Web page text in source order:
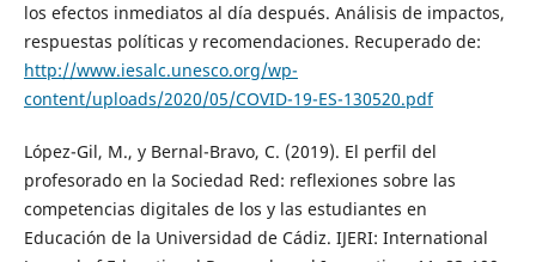
los efectos inmediatos al día después. Análisis de impactos,
respuestas políticas y recomendaciones. Recuperado de:
http://www.iesalc.unesco.org/wp-
content/uploads/2020/05/COVID-19-ES-130520.pdf
López-Gil, M., y Bernal-Bravo, C. (2019). El perfil del
profesorado en la Sociedad Red: reflexiones sobre las
competencias digitales de los y las estudiantes en
Educación de la Universidad de Cádiz. IJERI: International